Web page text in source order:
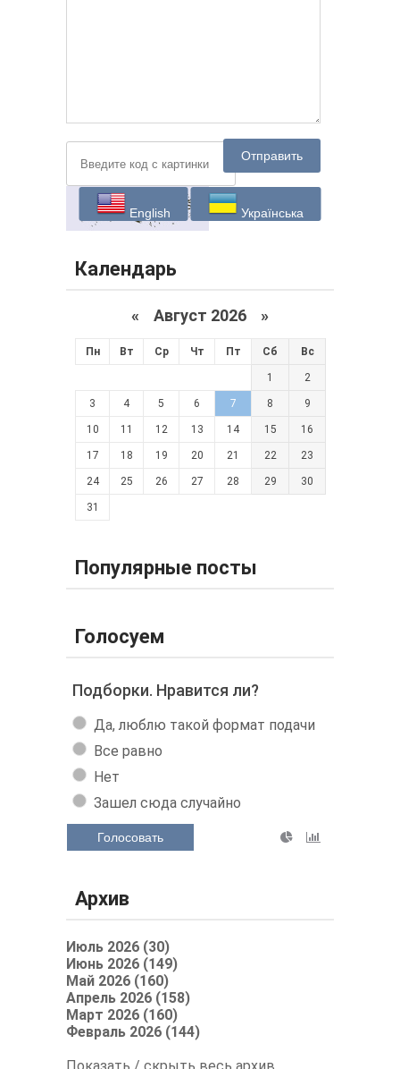
Отправить
English Українська
Календарь
« Август 2026 »
Пн Вт Ср Чт Пт Сб Вс
1 2
3 4 5 6 7 8 9
10 11 12 13 14 15 16
17 18 19 20 21 22 23
24 25 26 27 28 29 30
31
Популярные посты
Голосуем
Подборки. Нравится ли?
Да, люблю такой формат подачи
Все равно
Нет
Зашел сюда случайно
Голосовать
Архив
Июль 2026 (30)
Июнь 2026 (149)
Май 2026 (160)
Апрель 2026 (158)
Март 2026 (160)
Февраль 2026 (144)